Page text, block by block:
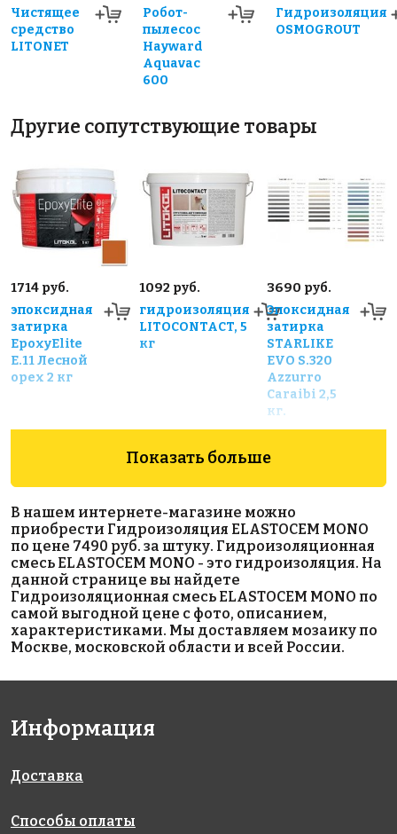
Чистящее
средство
LITONET
Робот-
пылесос
Hayward
Aquavac
600
Гидроизоляция
OSMOGROUT
Другие сопутствующие товары
1714 руб.
эпоксидная
затирка
EpoxyElite
E.11 Лесной
орех 2 кг
1092 руб.
гидроизоляция
LITOCONTACT, 5
кг
3690 руб.
Эпоксидная
затирка
STARLIKE
EVO S.320
Azzurro
Caraibi 2,5
кг.
2129 руб.
эпоксидная
затирка
EpoxyElite
E.03
серый 2 кг
7304 руб.
средство для
очистки
облицовочной
поверхности
PROTECTOR 1 л
7325 руб.
гидроизоляция
Набухающий
профиль из
гидрофильной
Показать больше
В нашем интернете-магазине можно
приобрести Гидроизоляция ELASTOCEM MONO
по цене 7490 руб. за штуку. Гидроизоляционная
смесь ELASTOCEM MONO - это гидроизоляция. На
данной странице вы найдете
Гидроизоляционная смесь ELASTOCEM MONO по
самой выгодной цене с фото, описанием,
характеристиками. Мы доставляем мозаику по
Москве, московской области и всей России.
Информация
Доставка
Способы оплаты